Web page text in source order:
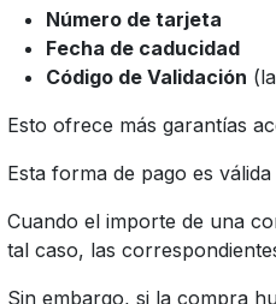
Número de tarjeta
Fecha de caducidad
Código de Validación
Esto ofrece más garantías
Esta forma de pago es
Cuando el importe de una
tal caso, las
Sin embargo, si la compra